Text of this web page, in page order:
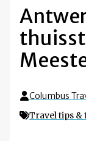
Columbus
Travel tips &